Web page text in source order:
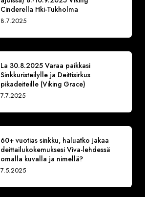
Cinderella Hki-Tukholma
8.7.2025
La 30.8.2025 Varaa paikkasi
Sinkkuristeilylle ja Deittisirkus
pikadeiteille (Viking Grace)
7.7.2025
60+ vuotias sinkku, haluatko jakaa
deittailukokemuksesi Viva-lehdessä
omalla kuvalla ja nimellä?
7.5.2025